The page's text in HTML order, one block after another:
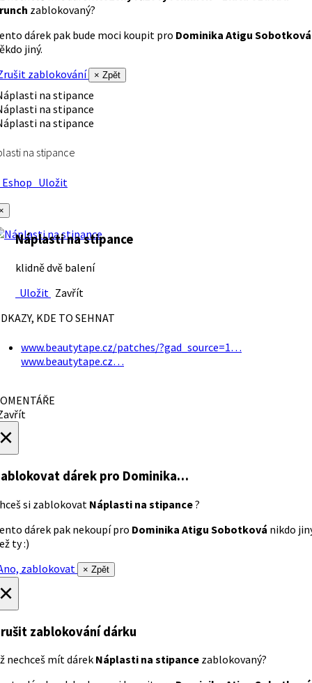
zablokovaný?
dárek pak bude moci koupit pro Dominika Atigu Sobotková
jiný.
zablokování
× Zpět
na stipance
Uložit
Náplasti na stipance
klidně dvě balení
Uložit Zavřít
KDE TO SEHNAT
www.beautytape.cz/patches/?gad_source=1…
www.beautytape.cz…
dárek pro Dominika…
si zablokovat Náplasti na stipance?
dárek pak nekoupí pro Dominika Atigu Sobotková nikdo
ty :)
zablokovat
× Zpět
zablokování dárku
nechceš mít dárek Náplasti na stipance zablokovaný?